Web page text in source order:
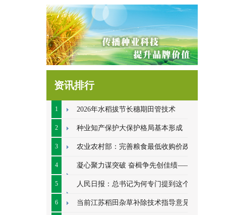
资讯排行
1 2026年水稻拔节长穗期田管技术
2 种业知产保护大保护格局基本形成
3 农业农村部：完善粮食最低收购价政策
4 凝心聚力谋突破 奋楫争先创佳绩——江
苏金土地种业2026年中总结会顺利开展
5 人民日报：总书记为何专门提到这个数
字
6 当前江苏稻田杂草补除技术指导意见